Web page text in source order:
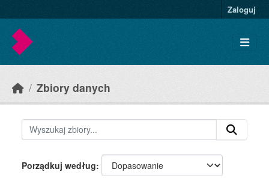
Zaloguj
Zbiory danych
Porządkuj według